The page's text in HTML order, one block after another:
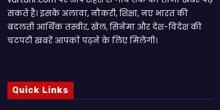
सकते हैं। इसके अलावा, नौकरी, शिक्षा, नए भारत की
बदलती आर्थिक तस्वीर, खेल, सिनेमा और देश-विदेश की
चटपटी खबरें आपकाे पढ़ने के लिए मिलेंगी।
Quick Links